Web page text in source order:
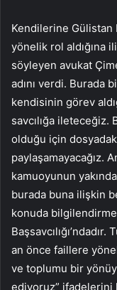
Kendilerine Gülistan
yönelik rol aldığına
söyleyen avukat
adını verdi. Burada
kendisinin görev
savcılığa
olduğu için
paylaşamayacağız.
kamuoyunun
burada buna ilişkin
konuda
an önce faillere
ve toplumu bir
ediyoruz” ifadelerini